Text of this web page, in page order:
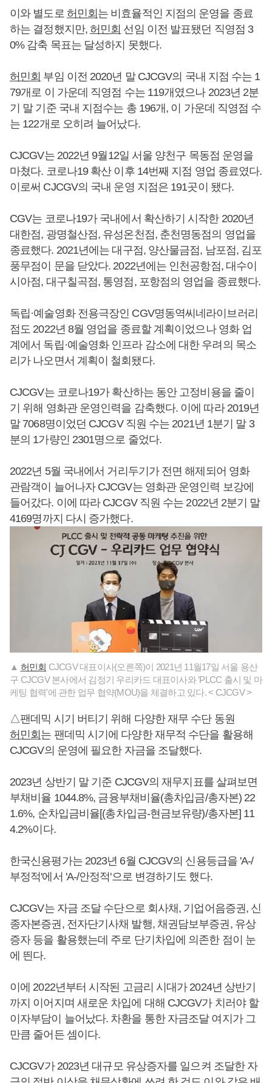
이와 별도로 허민회는 비효율적인 지점의 운영을 종료
하는 결정했지만, 허민회 선임 이전 발표됐던 직영점 3
0% 감축 목표는 달성하지 못했다.
허민회 부임 이전 2020년 말 CJCGV의 국내 지점 수는 1
79개로 이 가운데 직영점 수는 119개였으나 2023년 2분
기 말 기준 국내 지점수는 총 196개, 이 가운데 직영점 수
는 122개로 오히려 늘어났다.
CJCGV는 2022년 9월12일 서울 양천구 목동점 운영을
마쳤다. 코로나19 확산 이후 14번째 지점 영업 종료였다.
이로써 CJCGV의 국내 운영 지점은 191곳이 됐다.
CGV는 코로나19가 국내에서 확산하기 시작한 2020년
대한점, 광명철산점, 유성온천점, 춘천명동점의 영업을
종료했다. 2021년에는 대구점, 양산물금점, 남포점, 김포
풍무점이 문을 닫았다. 2022년에는 인천공항점, 대수이
시아점, 대구칠곡점, 통영점, 포항점의 영업을 종료했다.
독립·예술영화 전용극장인 CGV명동역씨네라이브러리
점도 2022년 8월 영업을 종료할 계획이었으나 영화 업
계에서 독립·예술영화 인프라 감소에 대한 우려의 목소
리가 나오면서 계획이 철회됐다.
CJCGV는 코로나19가 확산하는 동안 고정비용을 줄이
기 위해 영화관 운영인력을 감축했다. 이에 따라 2019년
말 7068명이었던 CJCGV 직원 수는 2021년 1분기 말 3
분의 1가량인 2301명으로 줄었다.
2022년 5월 국내에서 거리두기가 전면 해제되어 영화
관람객이 늘어나자 CJCGV는 영화관 운영인력 보강에
들어갔다. 이에 따라 CJCGV 직원 수는 2022년 2분기 말
4169명까지 다시 증가했다.
▲ 허민회 CJCGV 대표이사(오른쪽)이 2021년 11월17일 서울 용산
구 CJCGV 본사에서 김정기 우리카드 대표이사와 'PLCC 출시 및 마
케팅 협력'에 관한 업무 협약(MOU)을 체결하고 있다. < CJCGV >
△팬데믹 시기 버티기 위해 다양한 재무 수단 동원
허민회는 팬데믹 시기에 다양한 재무적 수단을 활용해
CJCGV의 운영에 필요한 자금을 조달했다.
2023년 상반기 말 기준 CJCGV의 재무지표를 살펴보면
부채비율 1044.8%, 금융부채비율(총차입금/총자본) 22
1.6%, 순차입금비율[(총차입금-현금보유량)/총자본] 11
4.2%이다.
한국신용평가는 2023년 6월 CJCGV의 신용등급을 'A-/
부정적'에서 'A-/안정적'으로 변경하기도 했다.
CJCGV는 자금 조달 수단으로 회사채, 기업어음증권, 신
종자본증권, 전자단기사채 발행, 채권담보부증권, 유상
증자 등을 활용했는데 주로 단기차입에 의존한 점이 눈
에 띈다.
이에 2022년부터 시작된 고금리 시대가 2024년 상반기
까지 이어지며 새로운 차입에 대해 CJCGV가 치러야 할
이자부담이 늘어났다. 차환을 통한 자금조달 여지가 그
만큼 줄어든 셈이다.
CJCGV가 2023년 대규모 유상증자를 일으켜 조달한 자